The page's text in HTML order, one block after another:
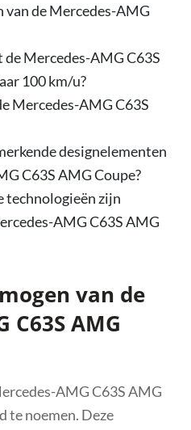
van de Mercedes-AMG
de Mercedes-AMG C63S
100 km/u?
Mercedes-AMG C63S
designelementen
C63S AMG Coupe?
technologieën zijn
AMG C63S AMG
van de
C63S AMG
AMG C63S AMG
te noemen. Deze